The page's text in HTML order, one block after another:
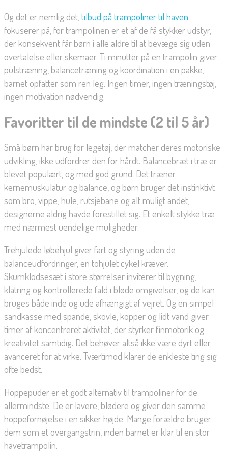
Og det er nemlig det,tilbud på trampoliner til haven
fokuserer på, for trampolinen er et af de få stykker udstyr,
der konsekvent får børn i alle aldre til at bevæge sig uden
overtalelse eller skemaer. Ti minutter på en trampolin giver
pulstræning, balancetræning og koordination i en pakke,
barnet opfatter som ren leg. Ingen timer, ingen træningstøj,
ingen motivation nødvendig.
Favoritter til de mindste (2 til 5 år)
Små børn har brug for legetøj, der matcher deres motoriske
udvikling, ikke udfordrer den for hårdt. Balancebræt i træ er
blevet populært, og med god grund. Det træner
kernemuskulatur og balance, og børn bruger det instinktivt
som bro, vippe, hule, rutsjebane og alt muligt andet,
designerne aldrig havde forestillet sig. Et enkelt stykke træ
med nærmest uendelige muligheder.
Trehjulede løbehjul giver fart og styring uden de
balanceudfordringer, en tohjulet cykel kræver.
Skumklodsesæt i store størrelser inviterer til bygning,
klatring og kontrollerede fald i bløde omgivelser, og de kan
bruges både inde og ude afhængigt af vejret. Og en simpel
sandkasse med spande, skovle, kopper og lidt vand giver
timer af koncentreret aktivitet, der styrker finmotorik og
kreativitet samtidig. Det behøver altså ikke være dyrt eller
avanceret for at virke. Tværtimod klarer de enkleste ting sig
ofte bedst.
Hoppepuder er et godt alternativ til trampoliner for de
allermindste. De er lavere, blødere og giver den samme
hoppefornøjelse i en sikker højde. Mange forældre bruger
dem som et overgangstrin, inden barnet er klar til en stor
havetrampolin.